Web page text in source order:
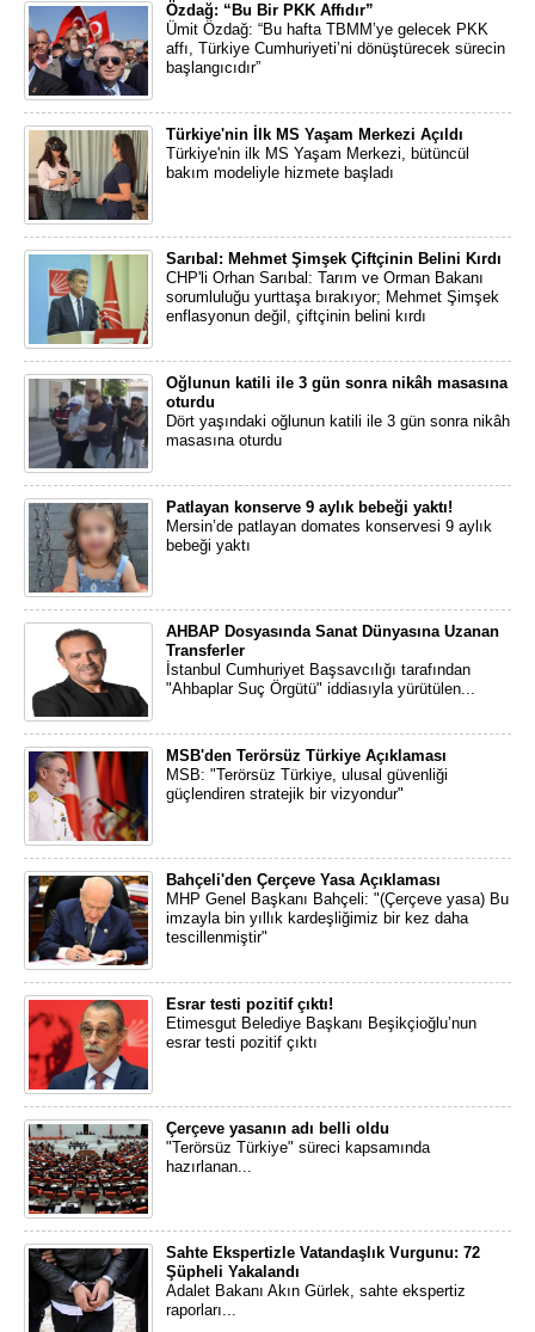
Özdağ: “Bu Bir PKK Affıdır”
Ümit Özdağ: “Bu hafta TBMM’ye gelecek PKK
affı, Türkiye Cumhuriyeti’ni dönüştürecek sürecin
başlangıcıdır”
Türkiye'nin İlk MS Yaşam Merkezi Açıldı
Türkiye'nin ilk MS Yaşam Merkezi, bütüncül
bakım modeliyle hizmete başladı
Sarıbal: Mehmet Şimşek Çiftçinin Belini Kırdı
CHP'li Orhan Sarıbal: Tarım ve Orman Bakanı
sorumluluğu yurttaşa bırakıyor; Mehmet Şimşek
enflasyonun değil, çiftçinin belini kırdı
Oğlunun katili ile 3 gün sonra nikâh masasına
oturdu
Dört yaşındaki oğlunun katili ile 3 gün sonra nikâh
masasına oturdu
Patlayan konserve 9 aylık bebeği yaktı!
Mersin’de patlayan domates konservesi 9 aylık
bebeği yaktı
AHBAP Dosyasında Sanat Dünyasına Uzanan
Transferler
İstanbul Cumhuriyet Başsavcılığı tarafından
"Ahbaplar Suç Örgütü" iddiasıyla yürütülen...
MSB'den Terörsüz Türkiye Açıklaması
MSB: "Terörsüz Türkiye, ulusal güvenliği
güçlendiren stratejik bir vizyondur"
Bahçeli'den Çerçeve Yasa Açıklaması
MHP Genel Başkanı Bahçeli: "(Çerçeve yasa) Bu
imzayla bin yıllık kardeşliğimiz bir kez daha
tescillenmiştir"
Esrar testi pozitif çıktı!
Etimesgut Belediye Başkanı Beşikçioğlu’nun
esrar testi pozitif çıktı
Çerçeve yasanın adı belli oldu
"Terörsüz Türkiye" süreci kapsamında
hazırlanan...
Sahte Ekspertizle Vatandaşlık Vurgunu: 72
Şüpheli Yakalandı
Adalet Bakanı Akın Gürlek, sahte ekspertiz
raporları...